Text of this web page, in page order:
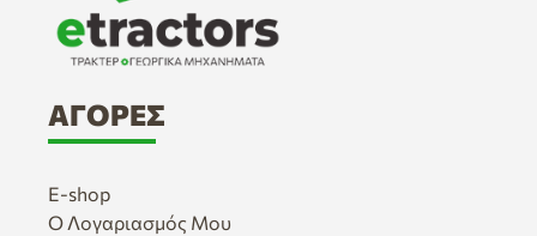
ΑΓΟΡΈΣ
E-shop
Ο Λογαριασμός Μου